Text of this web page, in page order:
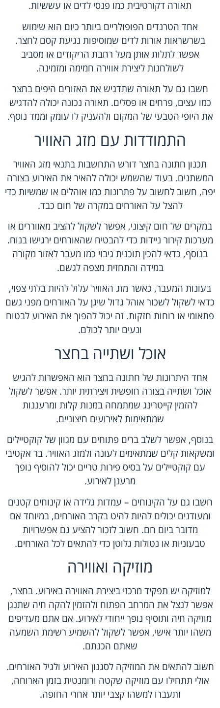
תאורה דקורטיבית כמו פנסי לדים או עששיות.
אחד הטרנדים הפופולריים ביותר כיום הוא שימוש
בשרשראות אורות לדים שמוסיפות נגיעת קסם לחצר.
אפשר לתלות אותן מעל רחבת הריקודים או מסביב
לשולחנות ליצירת אווירה חמימה ומזמינה.
חשבו גם על תאורה שתדגיש את האזורים היפים בחצר
כמו עצים, פרחים או פסלים. תאורה נכונה יכולה להדגיש
את היופי הטבעי של המקום ולהעניק לו עומק וממד נוסף.
התמודדות עם מזג האוויר
תכנון חתונה בחצר דורש התחשבות בתנאי מזג האוויר
המשתנים. בעוד שהשמש יכולה להאיר את האירוע בצורה
יפה, חשוב לחשוב על פתרונות כמו אוהלים או שמשיות כדי
להצל על האורחים במקרה של חום כבד.
במקרים של חום קיצוני, אפשר לשקול להציב מאווררים או
מערכות קירור ניידות כדי להבטיח שהאורחים ירגישו בנוח.
בנוסף, כדאי להכין תוכנית גיבוי כמו מעבר לאזור מקורה
במידה והתחזית מצפה לגשם.
בעונות המעבר, כאשר מזג האוויר עלול להיות בלתי צפוי,
כדאי לשקול לשכור אוהל גדול שיגן על האורחים מפני גשם
פתאומי או רוחות חזקות. זה יכול להפוך את האירוע לבטוח
ונעים יותר לכולם.
אוכל ושתייה בחצר
אחד היתרונות של חתונה בחצר הוא האפשרות להגיש
אוכל ושתייה בצורה חופשית ויצירתית יותר. אפשר לשקול
להזמין קייטרינג שמתמחה במנות קלות ומרעננות
שמתאימות לאירועים חיצוניים.
בנוסף, אפשר לשלב ברים פתוחים עם מגוון של קוקטיילים
ומשקאות קלים שמתאימים לעונה ולמזג האוויר. בר אקטיבי
עם קוקטיילים על בסיס פירות טריים יכול להוסיף נופך
מרענן לאירוע.
חשבו גם על הקינוחים – עמדות גלידה או קינוחים קטנים
ומעודנים יכולים להיות להיט בקרב האורחים, במיוחד אם
מדובר ביום חם. חשוב לזכור להציע גם אפשרויות
טבעוניות או נטולות גלוטן כדי להתאים לכל האורחים.
מוזיקה ואווירה
למוזיקה יש תפקיד מרכזי ביצירת האווירה באירוע. בחצר,
אפשר לנצל את המרחב הפתוח ולהזמין להקה חיה שתנגן
מוזיקה חיה ותוסיף נופך ייחודי לאירוע. אם אתם מעדיפים
משהו יותר אישי, אפשר לשקול להשמיע רשימת השמעה
שאתם הכנתם.
חשוב להתאים את המוזיקה לסגנון האירוע ולגיל האורחים.
אולי תתחילו עם מוזיקה שקטה ורומנטית בזמן הארוחה,
ותעברו למשהו קצבי יותר אחרי החופה.